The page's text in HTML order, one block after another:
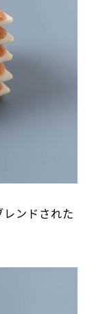
ンドされた